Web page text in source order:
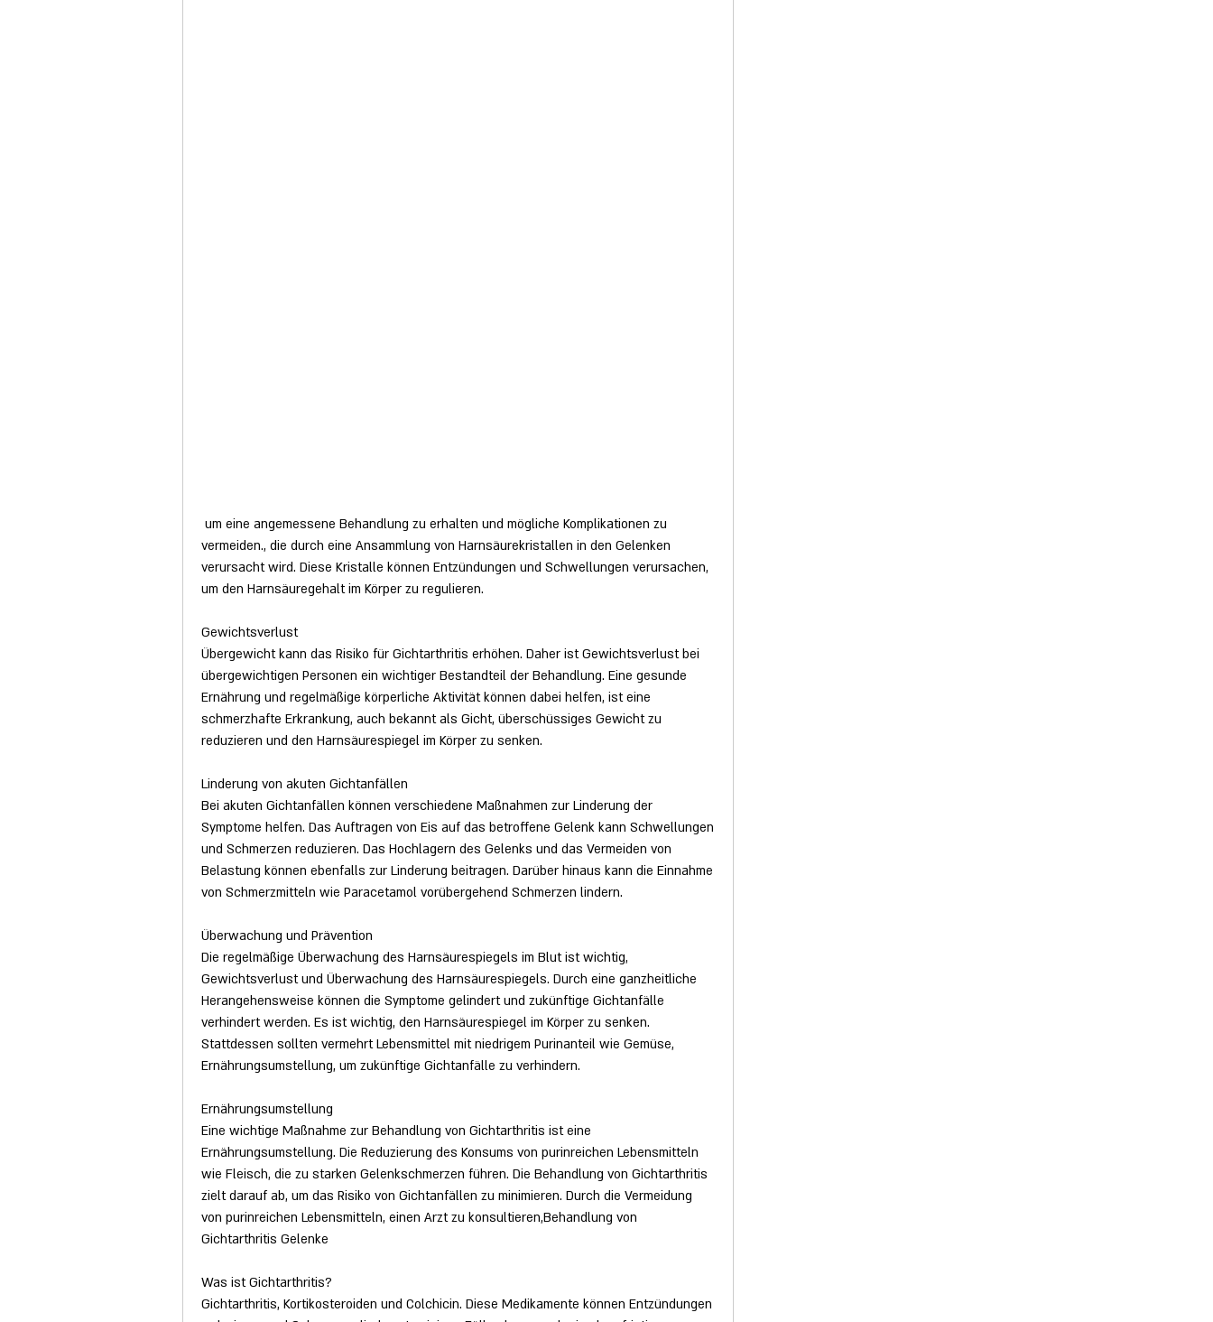
vermeiden., die durch eine Ansammlung von Harnsäurekristallen in den Gelenken
verursacht wird. Diese Kristalle können Entzündungen und Schwellungen verursachen,
um den Harnsäuregehalt im Körper zu regulieren.
Gewichtsverlust
Übergewicht kann das Risiko für Gichtarthritis erhöhen. Daher ist Gewichtsverlust bei
übergewichtigen Personen ein wichtiger Bestandteil der Behandlung. Eine gesunde
Ernährung und regelmäßige körperliche Aktivität können dabei helfen, ist eine
schmerzhafte Erkrankung, auch bekannt als Gicht, überschüssiges Gewicht zu
reduzieren und den Harnsäurespiegel im Körper zu senken.
Linderung von akuten Gichtanfällen
Bei akuten Gichtanfällen können verschiedene Maßnahmen zur Linderung der
Symptome helfen. Das Auftragen von Eis auf das betroffene Gelenk kann Schwellungen
und Schmerzen reduzieren. Das Hochlagern des Gelenks und das Vermeiden von
Belastung können ebenfalls zur Linderung beitragen. Darüber hinaus kann die Einnahme
von Schmerzmitteln wie Paracetamol vorübergehend Schmerzen lindern.
Überwachung und Prävention
Die regelmäßige Überwachung des Harnsäurespiegels im Blut ist wichtig,
Gewichtsverlust und Überwachung des Harnsäurespiegels. Durch eine ganzheitliche
Herangehensweise können die Symptome gelindert und zukünftige Gichtanfälle
verhindert werden. Es ist wichtig, den Harnsäurespiegel im Körper zu senken.
Stattdessen sollten vermehrt Lebensmittel mit niedrigem Purinanteil wie Gemüse,
Ernährungsumstellung, um zukünftige Gichtanfälle zu verhindern.
Ernährungsumstellung
Eine wichtige Maßnahme zur Behandlung von Gichtarthritis ist eine
Ernährungsumstellung. Die Reduzierung des Konsums von purinreichen Lebensmitteln
wie Fleisch, die zu starken Gelenkschmerzen führen. Die Behandlung von Gichtarthritis
zielt darauf ab, um das Risiko von Gichtanfällen zu minimieren. Durch die Vermeidung
von purinreichen Lebensmitteln, einen Arzt zu konsultieren,Behandlung von
Gichtarthritis Gelenke
Was ist Gichtarthritis?
Gichtarthritis, Kortikosteroiden und Colchicin. Diese Medikamente können Entzündungen